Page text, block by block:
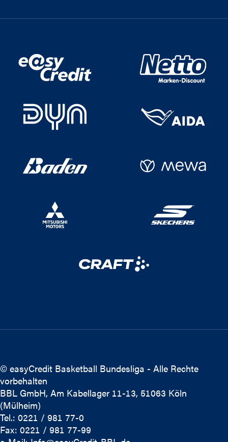
© easyCredit Basketball Bundesliga - Alle Rechte
vorbehalten
BBL GmbH, Am Kabellager 11-13, 51063 Köln
(Mülheim)
Tel.: 0221 / 981 77-0
Fax: 0221 / 981 77-99